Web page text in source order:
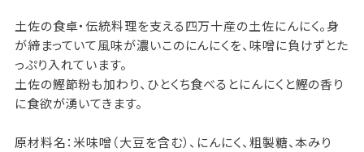
土佐の食卓・伝統料理を支える四万十産の土佐にんにく。身
が締まっていて風味が濃いこのにんにくを、味噌に負けずとた
っぷり入れています。
土佐の鰹節粉も加わり、ひとくち食べるとにんにくと鰹の香り
に食欲が湧いてきます。
原材料名：米味噌（大豆を含む）、にんにく、粗製糖、本みり